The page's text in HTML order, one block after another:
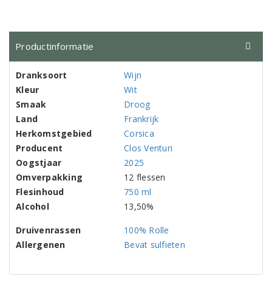
Productinformatie
Dranksoort
Wijn
Kleur
Wit
Smaak
Droog
Land
Frankrijk
Herkomstgebied
Corsica
Producent
Clos Venturi
Oogstjaar
2025
Omverpakking
12 flessen
Flesinhoud
750 ml
Alcohol
13,50%
Druivenrassen
100% Rolle
Allergenen
Bevat sulfieten